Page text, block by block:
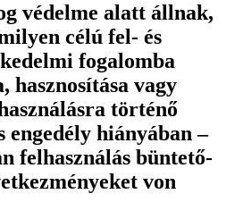
védelme alatt állnak,
célú fel- és
fogalomba
hasznosítása vagy
történő
engedély hiányában –
felhasználás büntető-
von